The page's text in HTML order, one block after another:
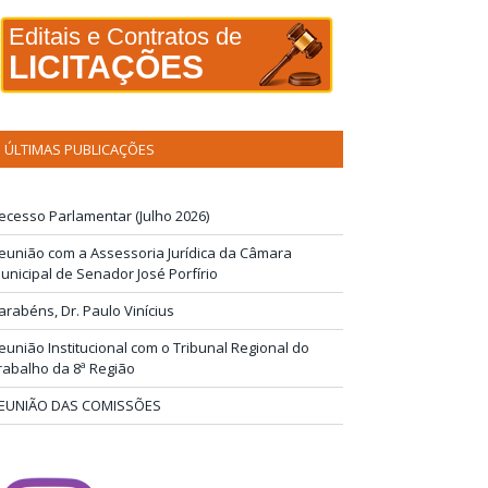
Editais e Contratos de
LICITAÇÕES
ÚLTIMAS PUBLICAÇÕES
Parlamentar (Julho 2026)
com a Assessoria Jurídica da Câmara
de Senador José Porfírio
Dr. Paulo Vinícius
Institucional com o Tribunal Regional do
da 8ª Região
DAS COMISSÕES